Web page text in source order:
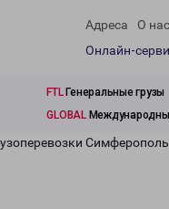
Адреса О нас
Онлайн-
FTLГенеральные грузы
GLOBAL